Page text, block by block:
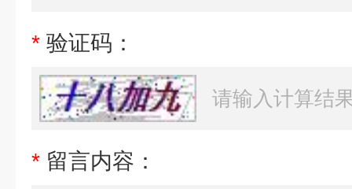
* 验证码：
* 留言内容：